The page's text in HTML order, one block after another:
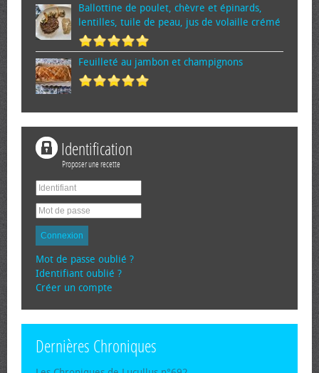
Ballottine de poulet, chèvre et épinards,
lentilles, tuile de peau, jus de volaille crémé
Feuilleté au jambon et champignons
Identification
Proposer une recette
Connexion
Mot de passe oublié ?
Identifiant oublié ?
Créer un compte
Dernières Chroniques